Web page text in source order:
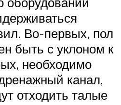
Во-первых, пол
быть с уклоном к
необходимо
канал,
отходить талые